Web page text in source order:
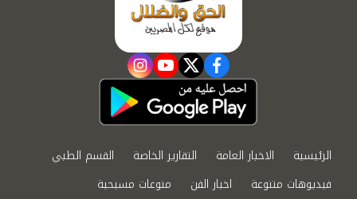
facebook
twitter
youtube
instagram
الرئيسية الاخبار العامة التقارير الخاصة
القسم الطبي
فيديوهات متنوعة
اخبار الفن منوعات مسيحية